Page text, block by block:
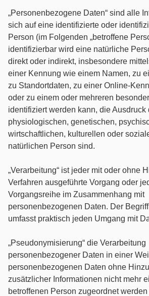
„Personenbezogene Daten“ sind alle
sich auf eine identifizierte oder
Person (im Folgenden „betroffene
identifizierbar wird eine natürliche
direkt oder indirekt, insbesondere
einer Kennung wie einem Namen, zu
zu Standortdaten, zu einer Online-
oder zu einem oder mehreren
identifiziert werden kann, die Ausdruck
physiologischen, genetischen,
wirtschaftlichen, kulturellen oder
natürlichen Person sind.
„Verarbeitung“ ist jeder mit oder ohne
Verfahren ausgeführte Vorgang oder
Vorgangsreihe im Zusammenhang mit
personenbezogenen Daten. Der
umfasst praktisch jeden Umgang mit
„Pseudonymisierung“ die Verarbeitung
personenbezogener Daten in einer
personenbezogenen Daten ohne
zusätzlicher Informationen nicht mehr
betroffenen Person zugeordnet